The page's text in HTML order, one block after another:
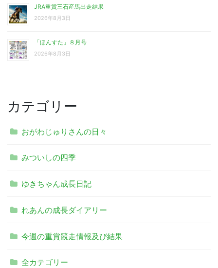
JRA重賞三石産馬出走結果
2026年8月3日
「ほんすた」８月号
2026年8月3日
カテゴリー
おがわじゅりさんの日々
みついしの四季
ゆきちゃん成長日記
れあんの成長ダイアリー
今週の重賞競走情報及び結果
全カテゴリー